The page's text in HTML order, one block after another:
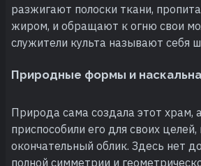
разжигают полоски ткани,
жиром, и обращают к огню свои
служители культа называют себя
Природные формы и
Природа сама создала этот храм,
приспособили его для своих
окончательный облик. Здесь нет
полной симметрии и